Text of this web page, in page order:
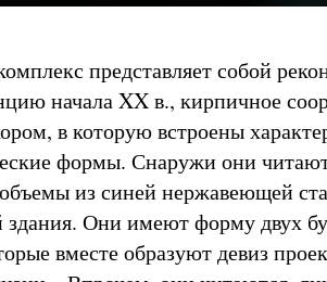
представляет собой
начала XX в., кирпичное
в которую встроены
формы. Снаружи они
из синей нержавеющей
Они имеют форму двух
вместе образуют девиз